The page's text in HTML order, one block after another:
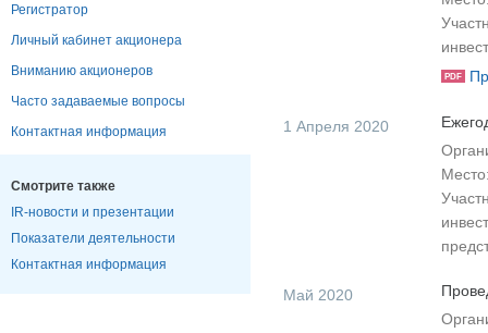
Регистратор
Личный кабинет акционера
Вниманию акционеров
Часто задаваемые вопросы
Контактная информация
Смотрите также
IR-новости и презентации
Показатели деятельности
Контактная информация
PDF
1 Апреля 2020
Май 2020